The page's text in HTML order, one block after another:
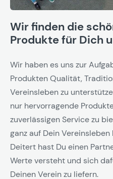
Wir finden die
Produkte für Dich
Wir haben es uns zur
Produkten Qualität,
Vereinsleben zu
nur hervorragende
zuverlässigen Service zu
ganz auf Dein
Deitert hast Du einen
Werte versteht und sich
Deinen Verein zu liefern.